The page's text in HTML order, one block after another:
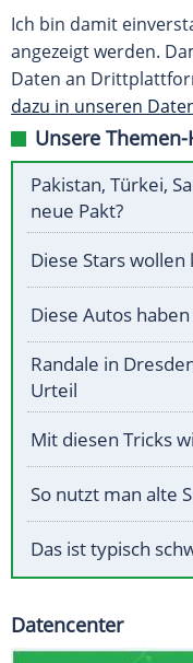
Ich bin damit
angezeigt werden.
Daten an
dazu in unseren
Unsere
Pakistan, Türkei,
neue Pakt?
Diese Stars
Diese Autos
Randale in
Urteil
Mit diesen Tricks
So nutzt man alte
Das ist typisch
Datencenter